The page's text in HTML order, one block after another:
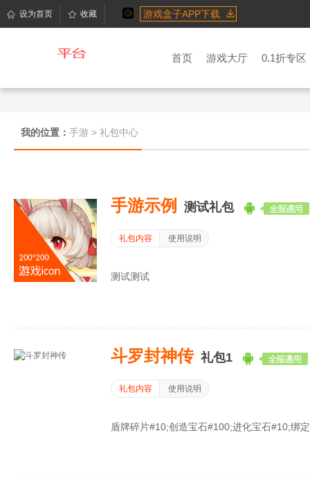
设为首页 收藏 游戏盒子APP下载
首页 游戏大厅 0.1折专区
我的位置： 手游 > 礼包中心
手游示例 测试礼包
礼包内容 使用说明
测试测试
斗罗封神传 礼包1
礼包内容 使用说明
盾牌碎片#10;创造宝石#100;进化宝石#10;绑